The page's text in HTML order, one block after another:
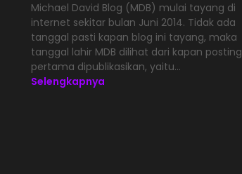
Michael David Blog (MDB) mulai tayang di
internet sekitar bulan Juni 2014. Tidak ada
tanggal pasti kapan blog ini tayang, maka
tanggal lahir MDB dilihat dari kapan posting
pertama dipublikasikan, yaitu...
Selengkapnya